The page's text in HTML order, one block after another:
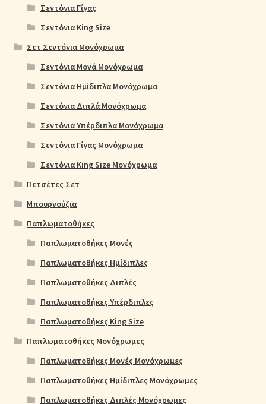
Σεντόνια Γίγας
Σεντόνια King Size
Σετ Σεντόνια Μονόχρωμα
Σεντόνια Μονά Μονόχρωμα
Σεντόνια Ημίδιπλα Μονόχρωμα
Σεντόνια Διπλά Μονόχρωμα
Σεντόνια Υπέρδιπλα Μονόχρωμα
Σεντόνια Γίγας Μονόχρωμα
Σεντόνια King Size Μονόχρωμα
Πετσέτες Σετ
Μπουρνούζια
Παπλωματοθήκες
Παπλωματοθήκες Μονές
Παπλωματοθήκες Ημίδιπλες
Παπλωματοθήκες Διπλές
Παπλωματοθήκες Υπέρδιπλες
Παπλωματοθήκες King Size
Παπλωματοθήκες Μονόχρωμες
Παπλωματοθήκες Μονές Μονόχρωμες
Παπλωματοθήκες Ημίδιπλες Μονόχρωμες
Παπλωματοθήκες Διπλές Μονόχρωμες